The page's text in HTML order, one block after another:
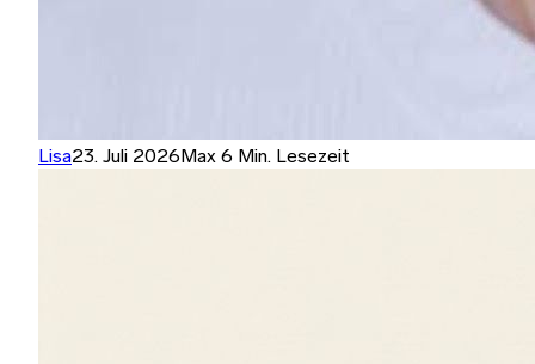
Lisa23. Juli 2026 Max 6 Min. Lesezeit